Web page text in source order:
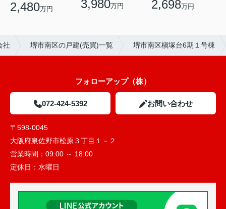
2,480万円 3,980万円 2,698万円
社 堺市南区の戸建(売買)一覧 堺市南区槇塚台6期１号棟
フォローアップ（株）
072-424-5392 お問い合わせ
〒598-0045
大阪府泉佐野市松原３丁目１－２
営業時間： 09:00 ～ 18:00
定休日： 水曜日